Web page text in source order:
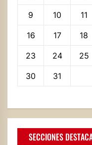
9 10 11
16 17 18
23 24 25
30
31
SECCIONES